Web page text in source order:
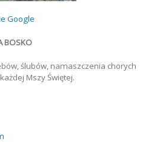
Google
BOSKO
ślubów, namaszczenia chorych
Mszy Świętej.